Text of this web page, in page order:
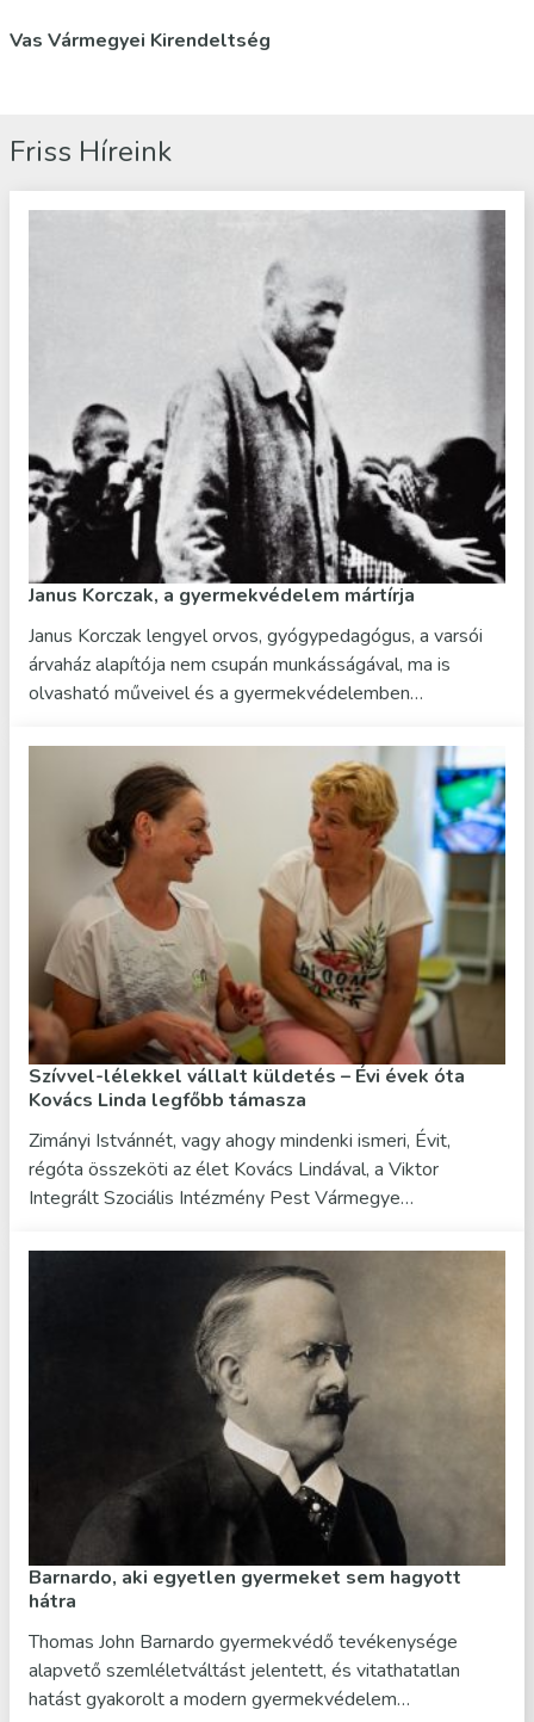
Vas Vármegyei Kirendeltség
Friss Híreink
Janus Korczak, a gyermekvédelem mártírja
Janus Korczak lengyel orvos, gyógypedagógus, a varsói
árvaház alapítója nem csupán munkásságával, ma is
olvasható műveivel és a gyermekvédelemben…
Szívvel-lélekkel vállalt küldetés – Évi évek óta
Kovács Linda legfőbb támasza
Zimányi Istvánnét, vagy ahogy mindenki ismeri, Évit,
régóta összeköti az élet Kovács Lindával, a Viktor
Integrált Szociális Intézmény Pest Vármegye…
Barnardo, aki egyetlen gyermeket sem hagyott
hátra
Thomas John Barnardo gyermekvédő tevékenysége
alapvető szemléletváltást jelentett, és vitathatatlan
hatást gyakorolt a modern gyermekvédelem…